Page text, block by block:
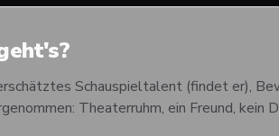
Schauspieltalent (findet er),
Theaterruhm, ein Freund, kein